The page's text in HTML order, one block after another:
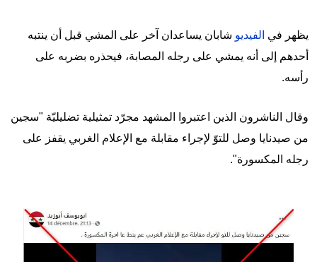
يظهر في الفيديو شابان يساعدان آخر على المشي قبل أن ينتبه
أحدهم إلى أنه يمشي على رجله المصابة، فيحذره بضربه على
رأسه.
وقال الناشرون الذين اعتبروا المشهد مجرّد تمثيلية تضليليّة "سجين
من صيدنايا وصل للتوّ لإجراء مقابلة مع الإعلام الغربي يقفز على
رجله المكسورة".
Image